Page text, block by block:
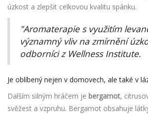
úzkost a zlepšit celkovou kvalitu spánku.
"Aromaterapie s využitím
významný vliv na zmírnění
odborníci z Wellness Institute.
Je oblíbený nejen v domovech, ale také v
Dalším silným hráčem je bergamot,
svěžest a vzpruhu. Bergamot obsahuje